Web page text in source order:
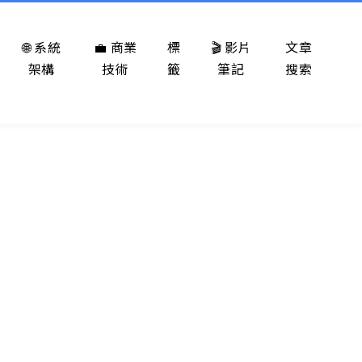
🌐 系統
架構
💼 商業
技術
標
籤
🎬 影片
筆記
文章
搜索